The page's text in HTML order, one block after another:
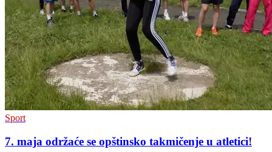
Sport
7. maja održaće se opštinsko takmičenje u atletici!